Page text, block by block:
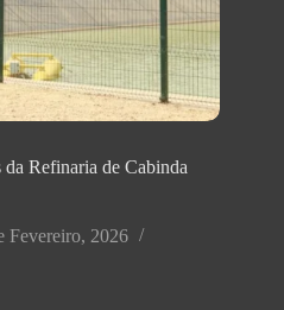
Refinaria de Cabinda
Fevereiro, 2026